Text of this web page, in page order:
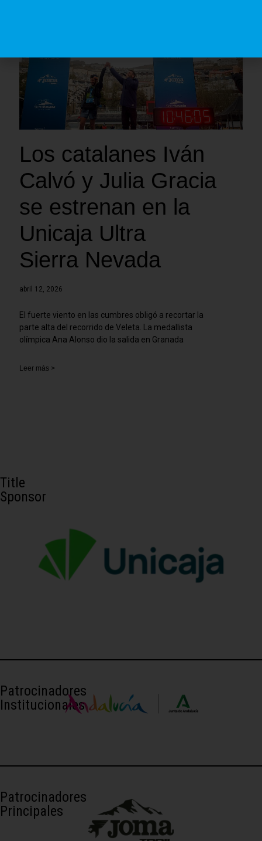
Los catalanes Iván
Calvó y Julia Gracia
se estrenan en la
Unicaja Ultra
Sierra Nevada
abril 12, 2026
El fuerte viento en las cumbres obligó a recortar la
parte alta del recorrido de Veleta. La medallista
olímpica Ana Alonso dio la salida en Granada
Leer más >
Title
Sponsor
Patrocinadores
Institucionales
Patrocinadores
Principales